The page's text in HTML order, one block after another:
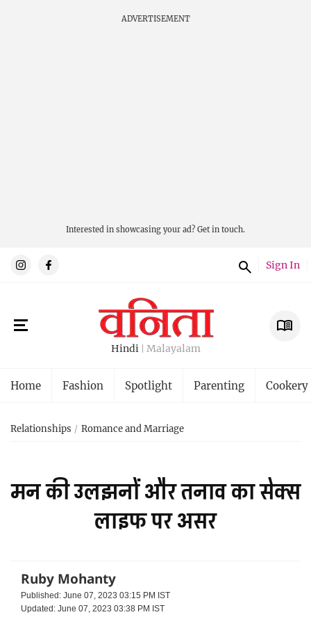
ADVERTISEMENT
Interested in showcasing your ad? Get in touch.
Sign In
Hindi Malayalam
Home Fashion Spotlight Parenting Cookery
Relationships Romance and Marriage
मन की उलझनों और तनाव का सेक्स
लाइफ पर असर
Ruby Mohanty
Published: June 07, 2023 03:15 PM IST
Updated: June 07, 2023 03:38 PM IST